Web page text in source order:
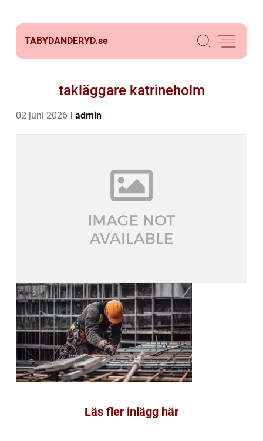
TABYDANDERYD.se
takläggare katrineholm
02 juni 2026 admin
Läs fler inlägg här